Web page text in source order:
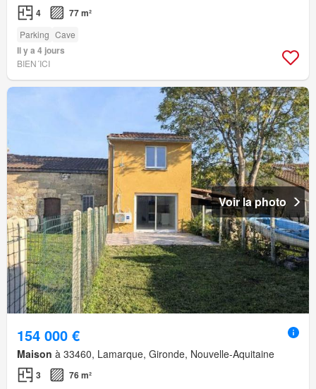
4 77 m²
Parking Cave
Il y a 4 jours
BIEN´ICI
Voir la photo
154 000 €
Maison à 33460, Lamarque, Gironde, Nouvelle-Aquitaine
3 76 m²